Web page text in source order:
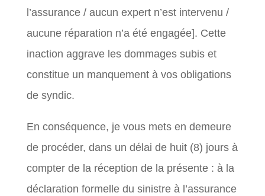
l’assurance / aucun expert n’est intervenu /
aucune réparation n’a été engagée]. Cette
inaction aggrave les dommages subis et
constitue un manquement à vos obligations
de syndic.
En conséquence, je vous mets en demeure
de procéder, dans un délai de huit (8) jours à
compter de la réception de la présente : à la
déclaration formelle du sinistre à l’assurance